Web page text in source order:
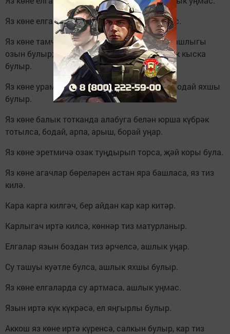
Яз көне елгаларда су артмаса, ашлык уңмас.
Яз көне тамчы бозлары озын булса, сабан ашлыгы
озын булыр; әгәр кыска булса, сабан ашлык кыска
булыр.
Яз көне урамнарда кар элегрәк китсә, карабодай яхшы
булыр.
Яз көне балык тотканда алабуга белән юрша күбрәк
тотылса, бодай, арпа, арыш, борай уңар.
Яз көне эретмичә озак туңдырып торса, җәй коры була.
Яз көне агачлар бөреләрен астан яра башласа, яз тиз
килә.
Кара карга килгәч, бер айдан кар кар китәр.
Карлыгач иртә килсә, көннәр тиз матурланыр.
Елгалар язын боздан тиз әрчелсә, ашлык уңар.
Су ташуы куәтле булса, ашлык яхшы булыр.
Яз көне елгаларда су артмаса, ашлык уңмас.
Язын иртә күк күкрәсә, ел яңгырлы булыр.
Аккош яз көне иртә күренсә, салкын булыр, кар тиз